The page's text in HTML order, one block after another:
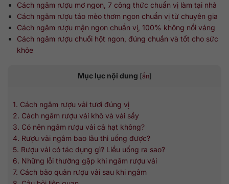
Cách ngâm rượu mơ ngon, 7 công thức chuẩn vị làm tại nhà
Cách ngâm rượu táo mèo thơm ngon chuẩn vị từ chuyên gia
Cách ngâm rượu mận ngon chuẩn vị, 100% không nổi váng
Cách ngâm rượu chuối hột ngon, đúng chuẩn và tốt cho sức
khỏe
Mục lục nội dung [ẩn]
1. Cách ngâm rượu vải tươi đúng vị
2. Cách ngâm rượu vải khô và vải sấy
3. Có nên ngâm rượu vải cả hạt không?
4. Rượu vải ngâm bao lâu thì uống được?
5. Rượu vải có tác dụng gì? Liều uống ra sao?
6. Những lỗi thường gặp khi ngâm rượu vải
7. Cách bảo quản rượu vải sau khi ngâm